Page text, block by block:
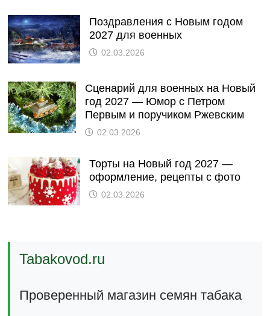
Поздравления с Новым годом
2027 для военных
02.03.2026
Сценарий для военных на Новый
год 2027 — Юмор с Петром
Первым и поручиком Ржевским
02.03.2026
Торты на Новый год 2027 —
оформление, рецепты с фото
02.03.2026
Tabakovod.ru
Проверенный магазин семян табака